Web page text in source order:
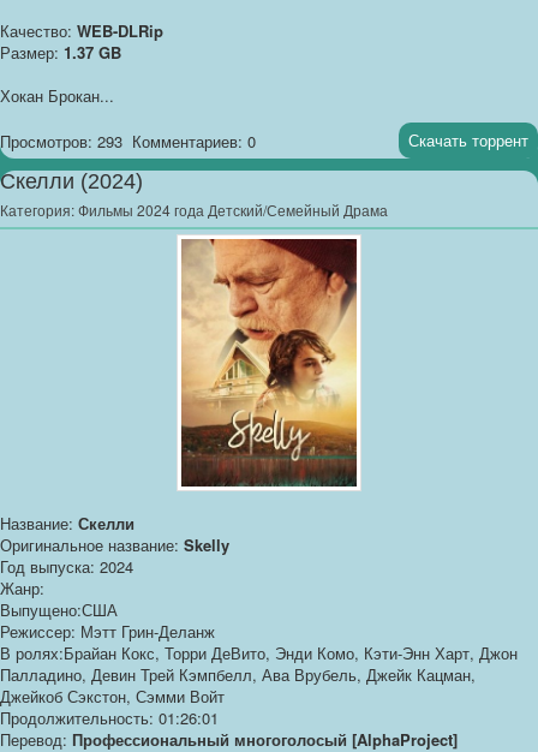
Качество: WEB-DLRip
Размер: 1.37 GB
Хокан Брокан...
Просмотров: 293 Комментариев: 0 Скачать торрент
Скелли (2024)
Категория:Фильмы 2024 года Детский/Семейный Драма
Название: Скелли
Оригинальное название: Skelly
Год выпуска: 2024
Жанр:
Выпущено:США
Режиссер: Мэтт Грин-Деланж
В ролях:Брайан Кокс, Торри ДеВито, Энди Комо, Кэти-Энн Харт, Джон
Палладино, Девин Трей Кэмпбелл, Ава Врубель, Джейк Кацман,
Джейкоб Сэкстон, Сэмми Войт
Продолжительность: 01:26:01
Перевод: Профессиональный многоголосый [AlphaProject]